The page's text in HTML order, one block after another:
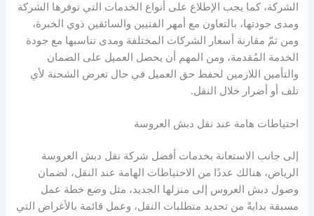
الشركة، كما يجب الإطلاع على أنواع الخدمات التي توفرها الشركة
ومدى جودتها، بالتعاون مع أمهر الفنيين والسائقين ذوي الخبرة،
ومن ثمّ مقارنة أسعار الشركات المختلفة ومدى تناسبها مع جودة
الخدمة المُقدمة، ومن المهم أن يحصل العميل على الضمان
والتأمين اللازمين لحفظ حق العميل في حال تعرض الشحنة لأي
تلف أو أضرار خلال النقل.
احتياطات هامة عند نقل دبش العروسة
إلى جانب الاستعانة بخدمات أفضل شركة نقل دبش العروسة
الرياض، هنالك عددًا من الاحتياطات الهامة عند النقل، لضمان
وصول دبش العروس إلى منزلها الجديد، مثل وضع خطة عمل
مسبقة بدايةً من تحديد متطلبات النقل، وعمل قائمة بالأغراض التي